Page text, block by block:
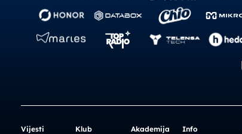
Vijesti Klub Akademija Info